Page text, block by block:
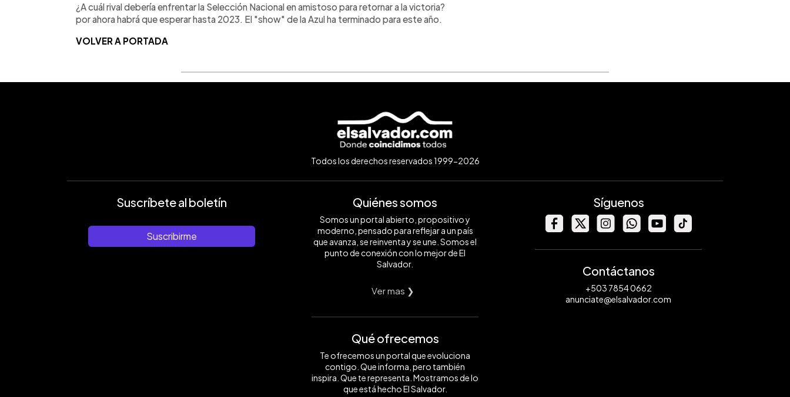
¿A cuál rival debería enfrentar la Selección Nacional en amistoso para retornar a la victoria?
por ahora habrá que esperar hasta 2023. El "show" de la Azul ha terminado para este año.
VOLVER A PORTADA
Todos los derechos reservados 1999-2026
Suscríbete al boletín
Suscribirme
Quiénes somos
Somos un portal abierto, propositivo y
moderno, pensado para reflejar a un país
que avanza, se reinventa y se une. Somos el
punto de conexión con lo mejor de El
Salvador.
Ver mas ❯
Qué ofrecemos
Te ofrecemos un portal que evoluciona
contigo. Que informa, pero también
inspira. Que te representa. Mostramos de lo
que está hecho El Salvador.
Síguenos
Contáctanos
+503 7854 0662
anunciate@elsalvador.com